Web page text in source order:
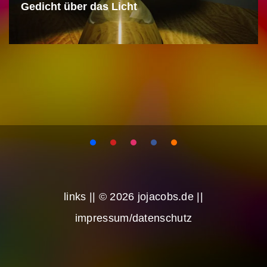
Gedicht über das Licht
links || © 2026 jojacobs.de ||
impressum/datenschutz